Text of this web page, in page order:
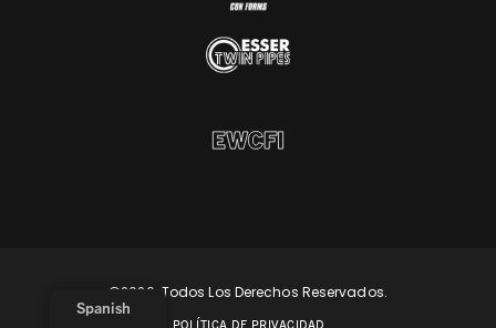
©2026. Todos Los Derechos Reservados.
POLÍTICA DE PRIVACIDAD
Spanish